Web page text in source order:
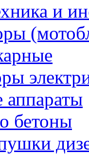
и
аппараты
бетоны